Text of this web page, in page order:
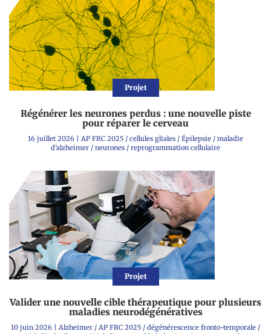
Projet
Régénérer les neurones perdus : une nouvelle piste
pour réparer le cerveau
16 juillet 2026 | AP FRC 2025 / cellules gliales / Épilepsie / maladie
d'alzheimer / neurones / reprogrammation cellulaire
Projet
Valider une nouvelle cible thérapeutique pour plusieurs
maladies neurodégénératives
10 juin 2026 | Alzheimer / AP FRC 2025 / dégénérescence fronto-temporale /